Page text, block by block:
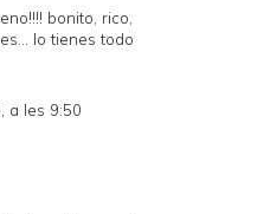
bonito, rico,
lo tienes todo
a les 9:50